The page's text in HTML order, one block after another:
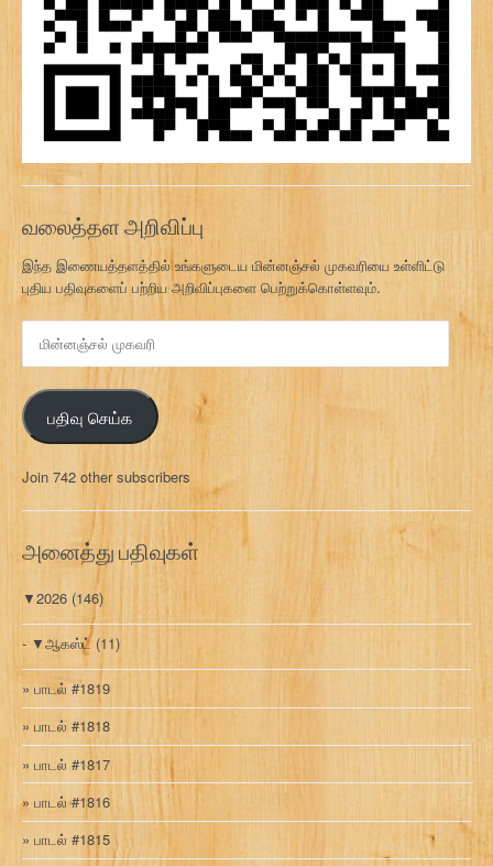
வலைத்தள அறிவிப்பு
இந்த இணையத்தளத்தில் உங்களுடைய மின்னஞ்சல் முகவரியை உள்ளிட்டு
புதிய பதிவுகளைப் பற்றிய அறிவிப்புகளை பெற்றுக்கொள்ளவும்.
ன
ஞ்
ச
ல்
க
வ
பதிவு செய்க
Join 742 other subscribers
அனைத்து பதிவுகள்
▼2026 (146)
▼ஆகஸ்ட் (11)
பாடல் #1819
பாடல் #1818
பாடல் #1817
பாடல் #1816
பாடல் #1815